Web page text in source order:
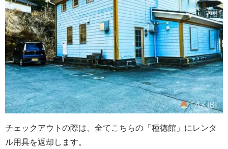
チェックアウトの際は、全てこちらの「種徳館」にレンタ
ル用具を返却します。